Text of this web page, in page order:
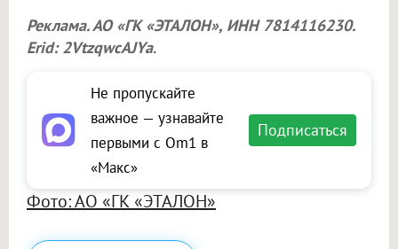
Реклама. АО «ГК «ЭТАЛОН», ИНН 7814116230.
Erid: 2VtzqwcAJYa.
Не пропускайте
важное — узнавайте
первыми с Om1 в
«Макс»
Подписаться
Фото: АО «ГК «ЭТАЛОН»